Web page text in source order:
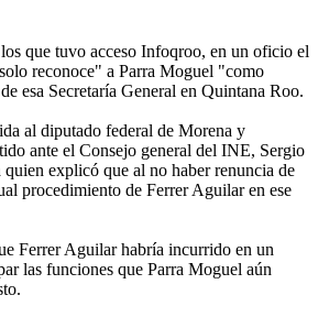
que tuvo acceso Infoqroo, en un oficio el
reconoce" a Parra Moguel "como
esa Secretaría General en Quintana Roo.
al diputado federal de Morena y
ante el Consejo general del INE, Sergio
explicó que al no haber renuncia de
procedimiento de Ferrer Aguilar en ese
Ferrer Aguilar habría incurrido en un
las funciones que Parra Moguel aún